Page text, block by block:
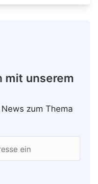
mit unserem
zum Thema
ein